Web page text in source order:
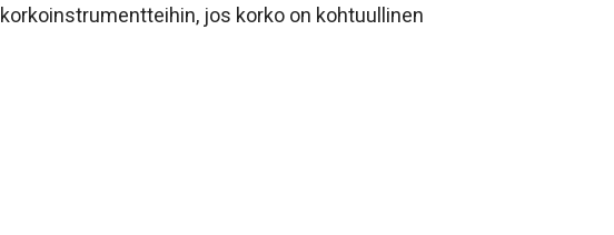
jos korko on kohtuullinen